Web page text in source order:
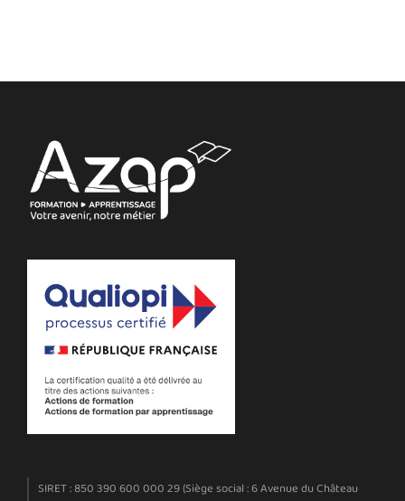
SIRET : 850 390 600 000 29 (Siège social : 6 Avenue du Château